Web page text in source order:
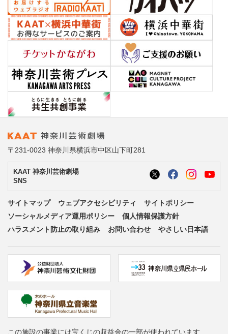
〒231-0023 神奈川県横浜市中区山下町281
KAAT 神奈川芸術劇場
SNS
サイトマップ ウェブアクセシビリティ
サイトポリシー
ソーシャルメディア運用ポリシー
個人情報保護方針
ハラスメント防止の取り組み
お問い合わせ やさしい日本語
この施設の事業には宝くじの収益金の一部が使われています